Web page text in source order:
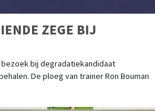
ZEGE BIJ
bezoek bij degradatiekandidaat
De ploeg van trainer Ron Bouman